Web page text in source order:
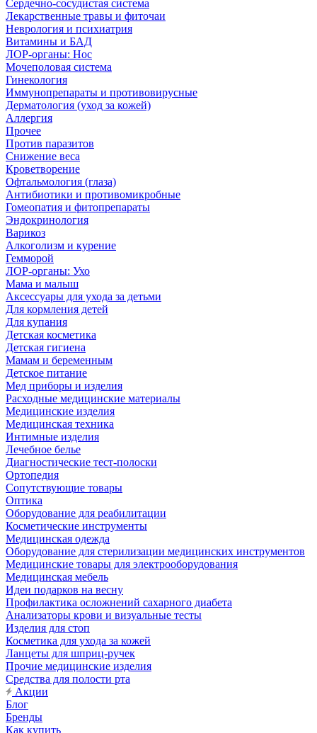
Сердечно-сосудистая система
Лекарственные травы и фиточаи
Неврология и психиатрия
Витамины и БАД
ЛОР-органы: Нос
Мочеполовая система
Гинекология
Иммунопрепараты и противовирусные
Дерматология (уход за кожей)
Аллергия
Прочее
Против паразитов
Снижение веса
Кроветворение
Офтальмология (глаза)
Антибиотики и противомикробные
Гомеопатия и фитопрепараты
Эндокринология
Варикоз
Алкоголизм и курение
Гемморой
ЛОР-органы: Ухо
Мама и малыш
Аксессуары для ухода за детьми
Для кормления детей
Для купания
Детская косметика
Детская гигиена
Мамам и беременным
Детское питание
Мед приборы и изделия
Расходные медицинские материалы
Медицинские изделия
Медицинская техника
Интимные изделия
Лечебное белье
Диагностические тест-полоски
Ортопедия
Сопутствующие товары
Оптика
Оборудование для реабилитации
Косметические инструменты
Медицинская одежда
Оборудование для стерилизации медицинских инструментов
Медицинские товары для электрооборудования
Медицинская мебель
Идеи подарков на весну
Профилактика осложнений сахарного диабета
Анализаторы крови и визуальные тесты
Изделия для стоп
Косметика для ухода за кожей
Ланцеты для шприц-ручек
Прочие медицинские изделия
Средства для полости рта
Акции
Блог
Бренды
Как купить